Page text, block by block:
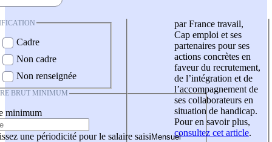
Cadre
Non cadre
Non renseignée
BRUT MINIMUM
minimum
une périodicité pour le salaire saisi
par France travail,
Cap emploi et ses
partenaires pour ses
actions concrètes en
faveur du recrutement,
de l’intégration et de
l’accompagnement de
ses collaborateurs en
situation de handicap.
Pour en savoir plus,
consultez cet article.